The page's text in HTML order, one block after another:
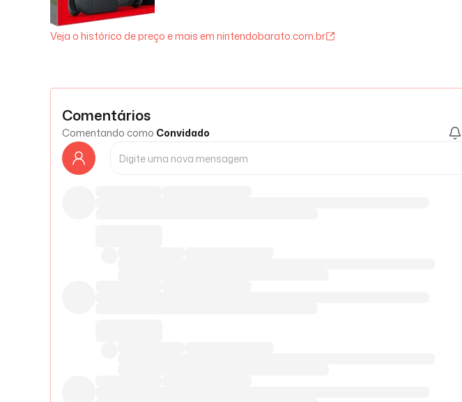
Veja o histórico de preço e mais em nintendobarato.com.br
Comentários
Comentando como Convidado